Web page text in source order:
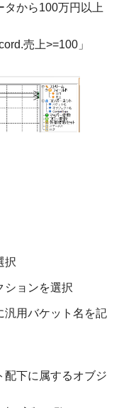
タから100万円以上
売上>=100 」
択
ションを選択
汎用バケット名を記
配下に属するオブジ